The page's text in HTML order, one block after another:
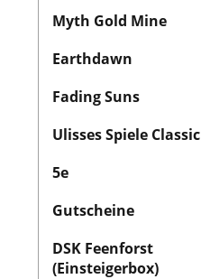
Myth Gold Mine
Earthdawn
Fading Suns
Ulisses Spiele Classic
5e
Gutscheine
DSK Feenforst
(Einsteigerbox)